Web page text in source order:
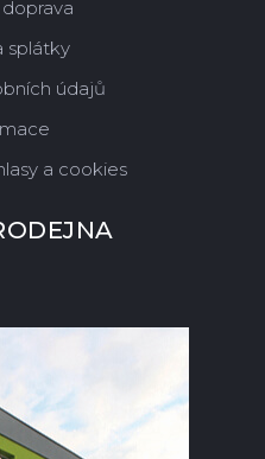
splátky
údajů
a cookies